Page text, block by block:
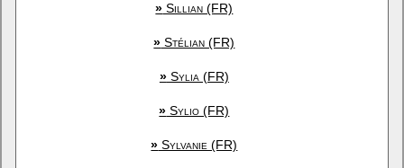
» Sillian (FR)
» Stélian (FR)
»Sylia (FR)
» Sylio (FR)
» Sylvanie (FR)